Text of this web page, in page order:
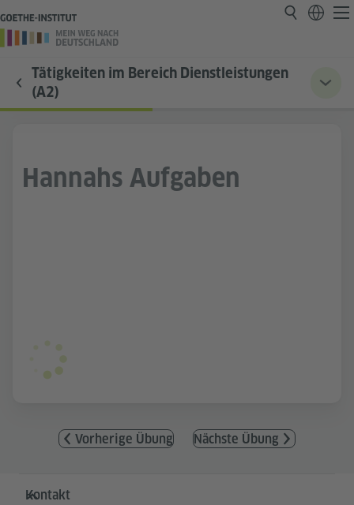
Tätigkeiten im Bereich Dienstleistungen
(A2)
Hannahs Aufgaben
Vorherige Übung Nächste Übung
Service- und Informationsbereich
Kontakt